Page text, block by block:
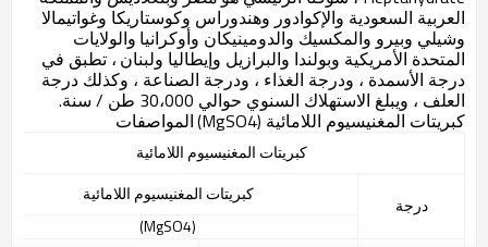
العربية السعودية والإكوادور وهندوراس وكوستاريكا وغواتيمالا
وشيلي وبيرو والمكسيك والدومينيكان وأوكرانيا والولايات
المتحدة الأمريكية وبولندا والبرازيل وإيطاليا ولبنان ، تطبق في
درجة الأسمدة ، ودرجة الغذاء ، ودرجة الصناعة ، وكذلك درجة
العلف ، ويبلغ الاستهلاك السنوي حوالي 30،000 طن / سنة.
كبريتات المغنيسيوم اللامائية (MgSO4) المواصفات
كبريتات المغنيسيوم اللامائية
درجة
كبريتات المغنيسيوم اللامائية
(MgSO4)